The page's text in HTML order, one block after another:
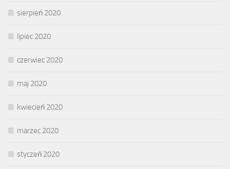
sierpień 2020
lipiec 2020
czerwiec 2020
maj 2020
kwiecień 2020
marzec 2020
styczeń 2020